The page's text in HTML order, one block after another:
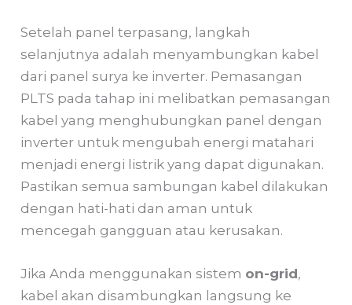
Setelah panel terpasang, langkah
selanjutnya adalah menyambungkan kabel
dari panel surya ke inverter. Pemasangan
PLTS pada tahap ini melibatkan pemasangan
kabel yang menghubungkan panel dengan
inverter untuk mengubah energi matahari
menjadi energi listrik yang dapat digunakan.
Pastikan semua sambungan kabel dilakukan
dengan hati-hati dan aman untuk
mencegah gangguan atau kerusakan.
Jika Anda menggunakan sistem on-grid,
kabel akan disambungkan langsung ke